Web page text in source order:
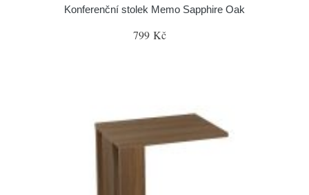
Konferenční stolek Memo Sapphire Oak
799 Kč